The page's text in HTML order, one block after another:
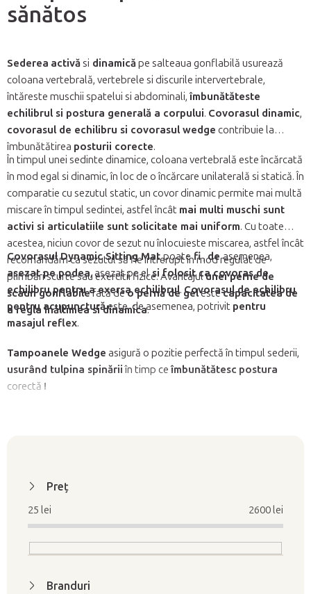
sănătos
Sederea activăsi dinamicăpe salteaua gonflabilă usurează
coloana vertebrală, vertebrele si discurile intervertebrale,
întăreste muschii spatelui si abdominali, îmbunătăteste
echilibrul si postura generală a corpului. Covorasul dinamic,
covorasul de echilibru si covorasul wedge contribuie la
îmbunătătirea posturii corecte.
În timpul unei sedinte dinamice, coloana vertebrală este încărcată
în mod egal si dinamic, în loc de o încărcare unilaterală si statică. În
comparatie cu sezutul static, un covor dinamic permite mai multă
miscare în timpul sedintei, astfel încât mai multi muschi sunt
activi si articulatiile sunt solicitate mai uniform. Cu toate
acestea, niciun covor de sezut nu înlocuieste miscarea, astfel încât
recomandăm ca sezutul să fie întrerupt în mod regulat de
plimbări scurte sau exercitii fizice. Avantajulunei perne de
scaun gonflabilefată deo pernă de gelestecapacitatea de
a regla înăltimea si dinamica.
Covorasul Dynamic Sitting Matpoatefi,deasemenea,
asezat pepodea, asezat pe elsi folositca covoras de
echilibru pentru a exersa echilibrul. Covorasul de echilibru
pentru acupuncturăeste, de asemenea, potrivit pentru
masajul reflex.
Tampoanele Wedge asigură o pozitie perfectă în timpul sederii,
usurând tulpina spinăriiîn timp ce îmbunătătesc postura
corectă !
Preţ
25 lei 2600lei
Branduri